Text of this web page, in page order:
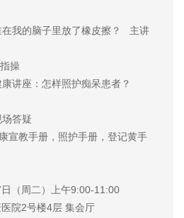
脑子里放了橡皮擦？ 主讲
操
座：怎样照护痴呆患者？
答疑
手册，照护手册，登记黄手
（周二）上午9:00-11:00
院2号楼4层 集会厅